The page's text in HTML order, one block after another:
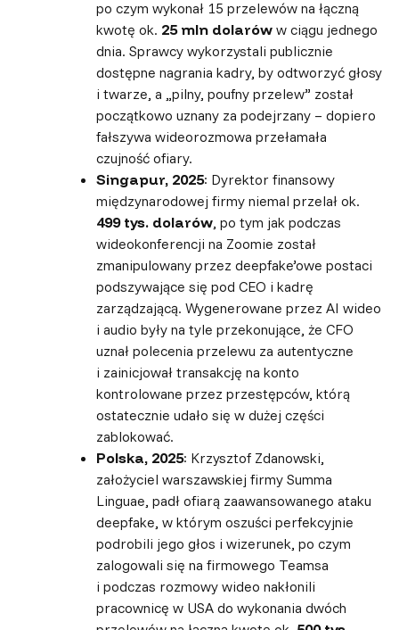
po czym wykonał 15 przelewów na łączną
kwotę ok. 25 mln dolaróww ciągu jednego
dnia. Sprawcy wykorzystali publicznie
dostępne nagrania kadry, by odtworzyć głosy
i twarze, a „pilny, poufny przelew” został
początkowo uznany za podejrzany – dopiero
fałszywa wideorozmowa przełamała
czujność ofiary.
Singapur, 2025: Dyrektor finansowy
międzynarodowej firmy niemal przelał ok.
499 tys. dolarów, po tym jak podczas
wideokonferencji na Zoomie został
zmanipulowany przez deepfake’owe postaci
podszywające się pod CEO i kadrę
zarządzającą. Wygenerowane przez AI wideo
i audio były na tyle przekonujące, że CFO
uznał polecenia przelewu za autentyczne
i zainicjował transakcję na konto
kontrolowane przez przestępców, którą
ostatecznie udało się w dużej części
zablokować.
Polska, 2025: Krzysztof Zdanowski,
założyciel warszawskiej firmy Summa
Linguae, padł ofiarą zaawansowanego ataku
deepfake, w którym oszuści perfekcyjnie
podrobili jego głos i wizerunek, po czym
zalogowali się na firmowego Teamsa
i podczas rozmowy wideo nakłonili
pracownicę w USA do wykonania dwóch